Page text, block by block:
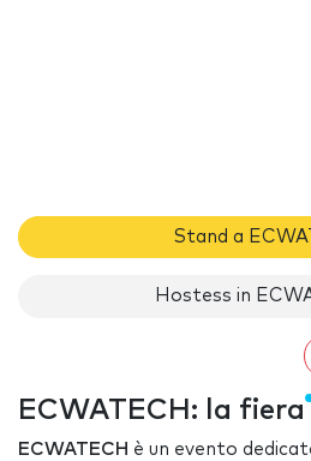
Stand a
Hostess in
ECWATECH: la fiera
ECWATECH è un evento